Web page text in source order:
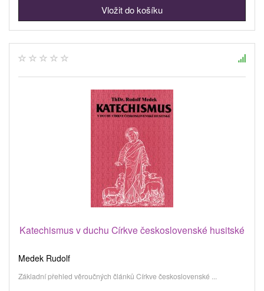
Katechismus v duchu Církve československé husitské
Medek Rudolf
Základní přehled věroučných článků Církve československé ...